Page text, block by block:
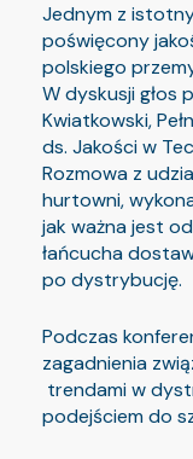
Jednym z
poświęcony
polskiego
W dyskusji głos
Kwiatkowski,
ds. Jakości w
Rozmowa z
hurtowni,
jak ważna jest
łańcucha
po dystrybucję.
Podczas
zagadnienia
trendami w
podejściem do